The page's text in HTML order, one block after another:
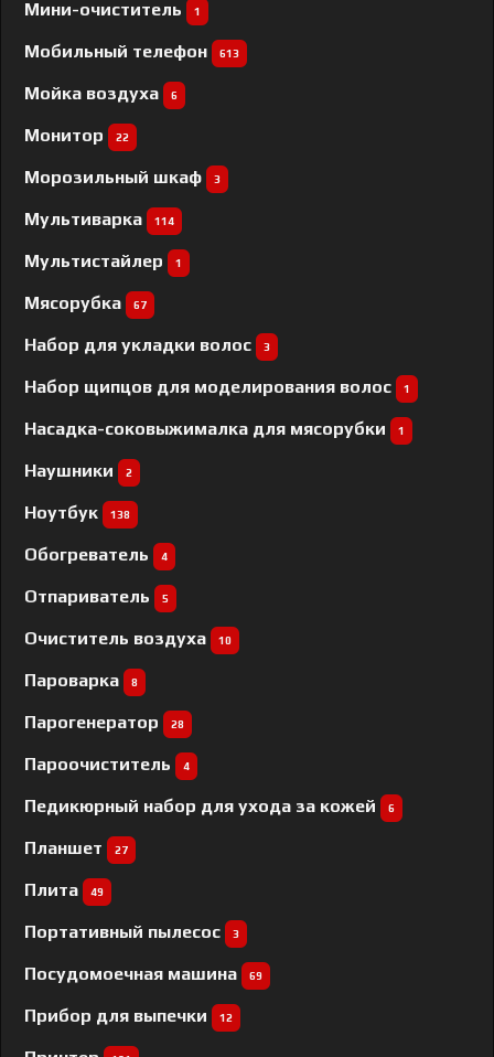
Мини-очиститель 1
Мобильный телефон 613
Мойка воздуха 6
Монитор 22
Морозильный шкаф 3
Мультиварка 114
Мультистайлер 1
Мясорубка 67
Набор для укладки волос 3
Набор щипцов для моделирования волос 1
Насадка-соковыжималка для мясорубки 1
Наушники 2
Ноутбук 138
Обогреватель 4
Отпариватель 5
Очиститель воздуха 10
Пароварка 8
Парогенератор 28
Пароочиститель 4
Педикюрный набор для ухода за кожей 6
Планшет 27
Плита 49
Портативный пылесос 3
Посудомоечная машина 69
Прибор для выпечки 12